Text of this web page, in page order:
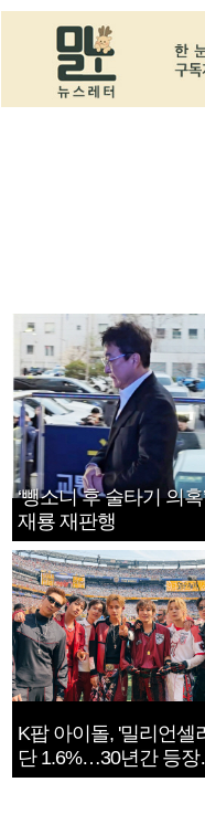
‘뺑소니 후 술타기 의혹
재룡 재판행
K팝 아이돌, '밀리언셀
단 1.6%…30년간 등장
1182개팀 전수조사